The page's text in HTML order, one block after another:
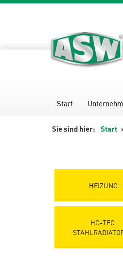
Start
Start
HEIZUNG
HG-TEC